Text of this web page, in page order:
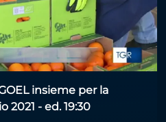
insieme per la
2021 - ed. 19:30